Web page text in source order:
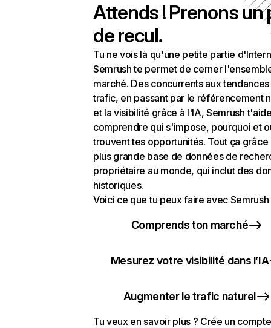
Attends ! Prenons un
de recul.
Tu ne vois là qu'une petite partie
Semrush te permet de cerner
marché. Des concurrents aux
trafic, en passant par le référencement
et la visibilité grâce à l'IA, Semrush
comprendre qui s'impose, pourquoi et
trouvent tes opportunités. Tout ça grâce
plus grande base de données de
propriétaire au monde, qui inclut des
historiques.
Voici ce que tu peux faire avec Semrush
Comprends ton marché
Mesurez votre visibilité dans l’IA
Augmenter le trafic naturel
Tu veux en savoir plus ? Crée un compte